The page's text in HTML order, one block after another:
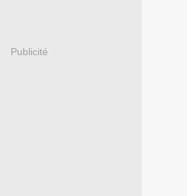
Publicité